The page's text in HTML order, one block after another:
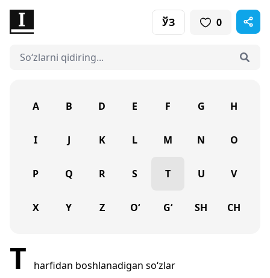
ЎЗ 0
A B D E F G H
I J K L M N O
P Q R S T U V
X Y Z O‘ G‘ SH CH
T harfidan boshlanadigan so‘zlar